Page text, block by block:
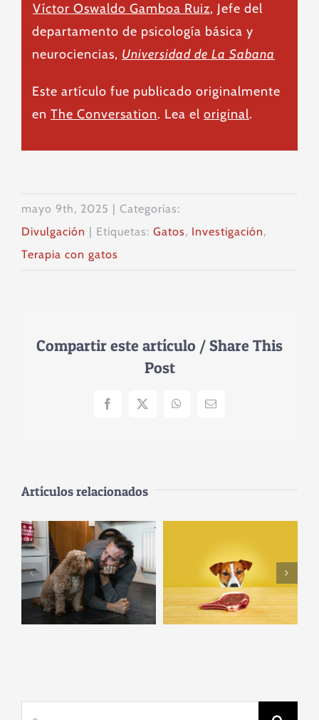
Víctor Oswaldo Gamboa Ruiz, Jefe del
departamento de psicología básica y
neurociencias, Universidad de La Sabana
Este artículo fue publicado originalmente
en The Conversation. Lea el original.
mayo 9th, 2025 | Categorías:
Divulgación | Etiquetas: Gatos, Investigación,
Terapia con gatos
Compartir este artículo / Share This
Post
Facebook
X WhatsAppCorreo
Artículos relacionados
estamos
contentos,
nuestro perro
nos obedece
mejor que si
‘Fuerza de
voluntad’
perruna: ¿qué
les permite
autocontrolarse